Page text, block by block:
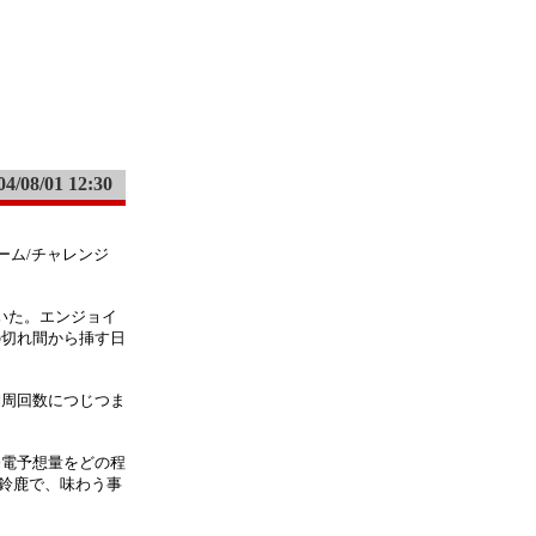
08/01 12:30
ム/チャレンジ
た。エンジョイ
れ間から挿す日
回数につじつま
予想量をどの程
鹿で、味わう事